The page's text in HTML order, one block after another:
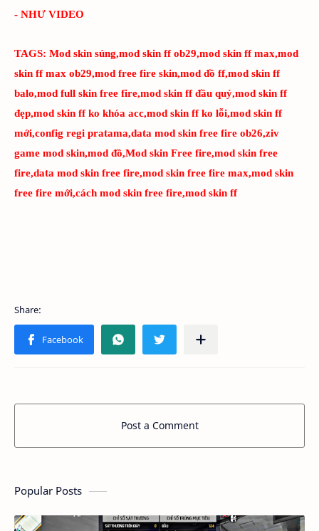
- NHƯ VIDEO
TAGS: Mod skin súng,mod skin ff ob29,mod skin ff max,mod
skin ff max ob29,mod free fire skin,mod đồ ff,mod skin ff
balo,mod full skin free fire,mod skin ff đầu quỷ,mod skin ff
đẹp,mod skin ff ko khóa acc,mod skin ff ko lỗi,mod skin ff
mới,config regi pratama,data mod skin free fire ob26,ziv
game mod skin,mod đồ,Mod skin Free fire,mod skin free
fire,data mod skin free fire,mod skin free fire max,mod skin
free fire mới,cách mod skin free fire,mod skin ff
Post a Comment
Popular Posts